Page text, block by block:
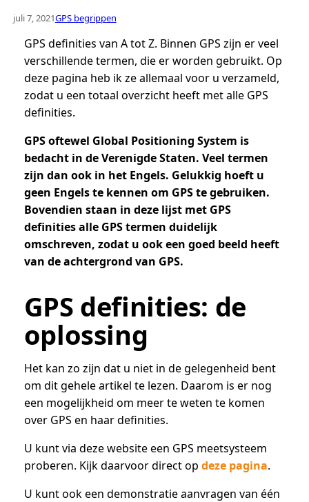
juli 7, 2021GPS begrippen
GPS definities van A tot Z. Binnen GPS zijn er veel
verschillende termen, die er worden gebruikt. Op
deze pagina heb ik ze allemaal voor u verzameld,
zodat u een totaal overzicht heeft met alle GPS
definities.
GPS oftewel Global Positioning System is
bedacht in de Verenigde Staten. Veel termen
zijn dan ook in het Engels. Gelukkig hoeft u
geen Engels te kennen om GPS te gebruiken.
Bovendien staan in deze lijst met GPS
definities alle GPS termen duidelijk
omschreven, zodat u ook een goed beeld heeft
van de achtergrond van GPS.
GPS definities: de
oplossing
Het kan zo zijn dat u niet in de gelegenheid bent
om dit gehele artikel te lezen. Daarom is er nog
een mogelijkheid om meer te weten te komen
over GPS en haar definities.
U kunt via deze website een GPS meetsysteem
proberen. Kijk daarvoor direct op deze pagina.
U kunt ook een demonstratie aanvragen van één